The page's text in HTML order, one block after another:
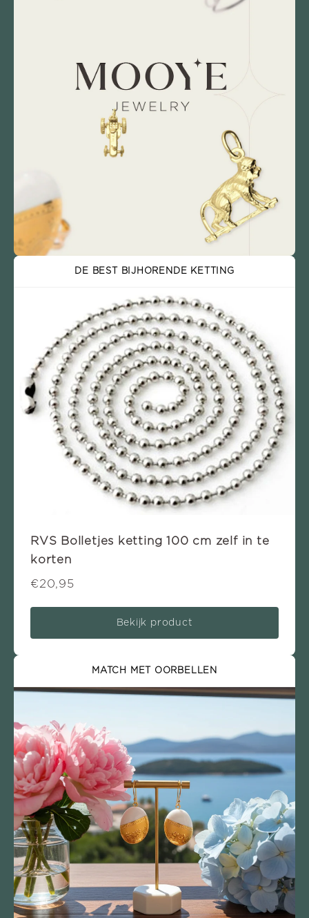
DE BEST BIJHORENDE KETTING
RVS Bolletjes ketting 100 cm zelf in te
korten
€20,95
Bekijk product
MATCH MET OORBELLEN